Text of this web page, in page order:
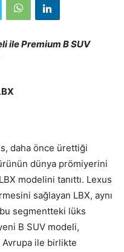
ile Premium B SUV
daha önce ürettiği
dünya prömiyerini
modelini tanıttı. Lexus
sağlayan LBX, aynı
segmentteki lüks
B SUV modeli,
ile birlikte